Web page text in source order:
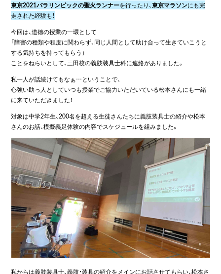
東京2021パラリンピックの聖火ランナーを行ったり、東京マラソンにも完
走された経験も！
今回は、道徳の授業の一環として
「障害の種類や程度に関わらず、同じ人間として助け合って生きていこうと
する気持ちを持ってもらう」
ことをねらいとして、三田校の義肢装具士科に連絡がありました。
私一人が話続けてもなぁ…ということで、
心強い助っ人としていつも授業でご協力いただいている松本さんにも一緒
に来ていただきました！
対象は中学2年生、200名を超える生徒さんたちに義肢装具士の紹介や松本
さんのお話、模擬義足体験の内容でスケジュールを組みました。
私からは義肢装具士、義肢・装具の紹介をメインにお話させてもらい、松本さ